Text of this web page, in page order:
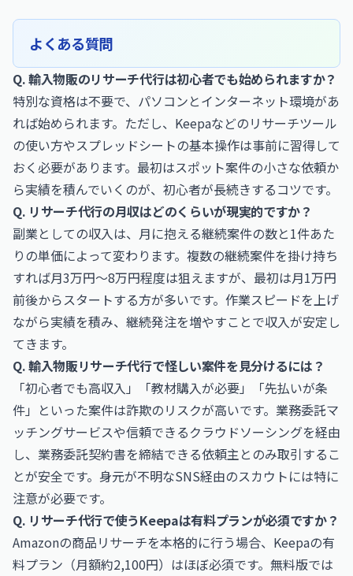
よくある質問
Q. 輸入物販のリサーチ代行は初心者でも始められますか？
特別な資格は不要で、パソコンとインターネット環境があ
れば始められます。ただし、Keepaなどのリサーチツール
の使い方やスプレッドシートの基本操作は事前に習得して
おく必要があります。最初はスポット案件の小さな依頼か
ら実績を積んでいくのが、初心者が長続きするコツです。
Q. リサーチ代行の月収はどのくらいが現実的ですか？
副業としての収入は、月に抱える継続案件の数と1件あた
りの単価によって変わります。複数の継続案件を掛け持ち
すれば月3万円〜8万円程度は狙えますが、最初は月1万円
前後からスタートする方が多いです。作業スピードを上げ
ながら実績を積み、継続発注を増やすことで収入が安定し
てきます。
Q. 輸入物販リサーチ代行で怪しい案件を見分けるには？
「初心者でも高収入」「教材購入が必要」「先払いが条
件」といった案件は詐欺のリスクが高いです。業務委託マ
ッチングサービスや信頼できるクラウドソーシングを経由
し、業務委託契約書を締結できる依頼主とのみ取引するこ
とが安全です。身元が不明なSNS経由のスカウトには特に
注意が必要です。
Q. リサーチ代行で使うKeepaは有料プランが必須ですか？
Amazonの商品リサーチを本格的に行う場合、Keepaの有
料プラン（月額約2,100円）はほぼ必須です。無料版では